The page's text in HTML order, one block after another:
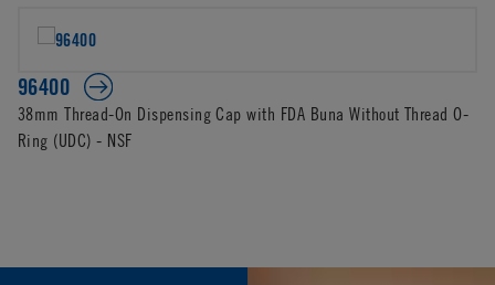
96400
38mm Thread-On Dispensing Cap with FDA Buna Without Thread O-
Ring (UDC) - NSF